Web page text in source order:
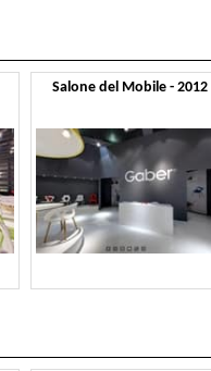
Salone del Mobile - 2012